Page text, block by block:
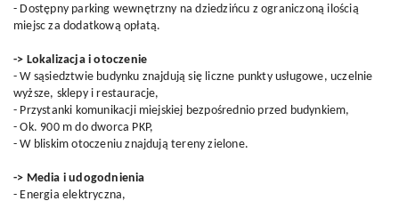
- Dostępny parking wewnętrzny na dziedzińcu z ograniczoną ilością
miejsc za dodatkową opłatą.
-> Lokalizacja i otoczenie
- W sąsiedztwie budynku znajdują się liczne punkty usługowe, uczelnie
wyższe, sklepy i restauracje,
- Przystanki komunikacji miejskiej bezpośrednio przed budynkiem,
- Ok. 900 m do dworca PKP,
- W bliskim otoczeniu znajdują tereny zielone.
-> Media i udogodnienia
- Energia elektryczna,